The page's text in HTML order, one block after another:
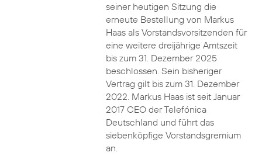
seiner heutigen Sitzung die
erneute Bestellung von Markus
Haas als Vorstandsvorsitzenden für
eine weitere dreijährige Amtszeit
bis zum 31. Dezember 2025
beschlossen. Sein bisheriger
Vertrag gilt bis zum 31. Dezember
2022. Markus Haas ist seit Januar
2017 CEO der Telefónica
Deutschland und führt das
siebenköpfige Vorstandsgremium
an.